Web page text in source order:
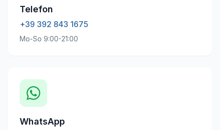
Telefon
+39 392 843 1675
Mo-So 9:00-21:00
WhatsApp